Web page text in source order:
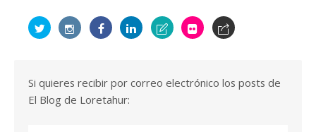
Si quieres recibir por correo electrónico los posts de
El Blog de Loretahur: